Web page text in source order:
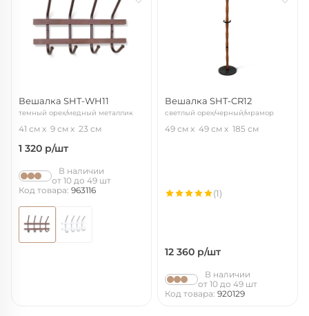
Вешалка SHT-WH11
темный орех/медный металлик
41 см 9 см 23 см
1 320 р/шт
В наличии
от 10 до 49 шт
Код товара: 963116
Вешалка SHT-CR12
светлый орех/черный/мрамор
49 см 49 см 185 см
12 360 р/шт
(1)
В наличии
от 10 до 49 шт
Код товара: 920129